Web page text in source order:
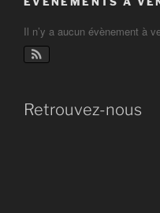
Il n’y a aucun évènement à
Retrouvez-nous